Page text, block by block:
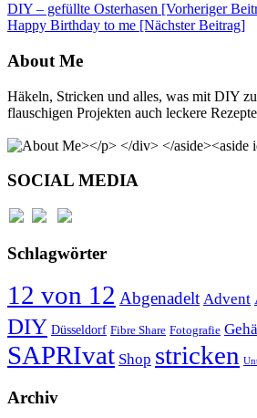
DIY – gefüllte Osterhasen [Vorheriger
Happy Birthday to me [Nächster Beitrag]
About Me
Häkeln, Stricken und alles, was mit DIY
flauschigen Projekten auch leckere
SOCIAL MEDIA
Schlagwörter
12 von 12 Abgenadelt Advent
DIY Düsseldorf Fibre Share Fotografie
SAPRIvat Shop stricken
Archiv